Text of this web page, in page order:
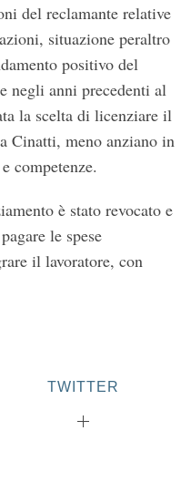
del reclamante relative
situazione peraltro
positivo del
negli anni precedenti al
la scelta di licenziare il
Cinatti, meno anziano in
competenze.
è stato revocato e
le spese
il lavoratore, con
TWITTER